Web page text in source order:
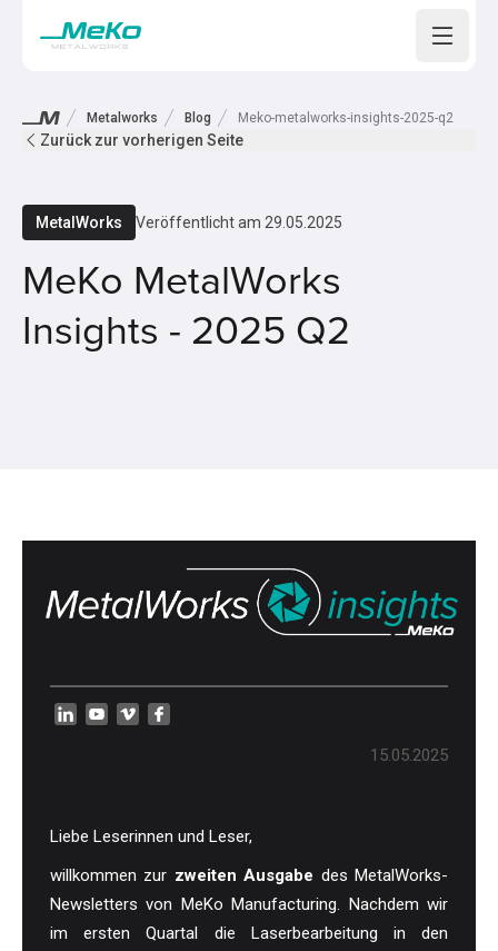
Open
Metalworks Blog Meko-metalworks-insights-2025-q2
Zurück zur vorherigen Seite
MetalWorks Veröffentlicht am 29.05.2025
MeKo MetalWorks
Insights - 2025 Q2
15.05.2025
Liebe Leserinnen und Leser,
willkommen zur zweiten Ausgabe des MetalWorks-
Newsletters von MeKo Manufacturing. Nachdem wir
im ersten Quartal die Laserbearbeitung in den